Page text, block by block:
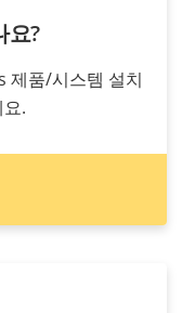
요?
제품/시스템 설치
.